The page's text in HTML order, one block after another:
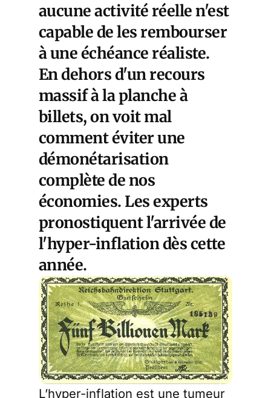
aucune activité réelle n'est
capable de les rembourser
à une échéance réaliste.
En dehors d'un recours
massif à la planche à
billets, on voit mal
comment éviter une
démonétarisation
complète de nos
économies. Les experts
pronostiquent l'arrivée de
l'hyper-inflation dès cette
année.
L’hyper-inflation est une tumeur